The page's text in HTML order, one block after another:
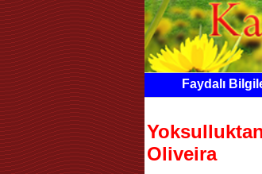
Faydalı
Oliveira